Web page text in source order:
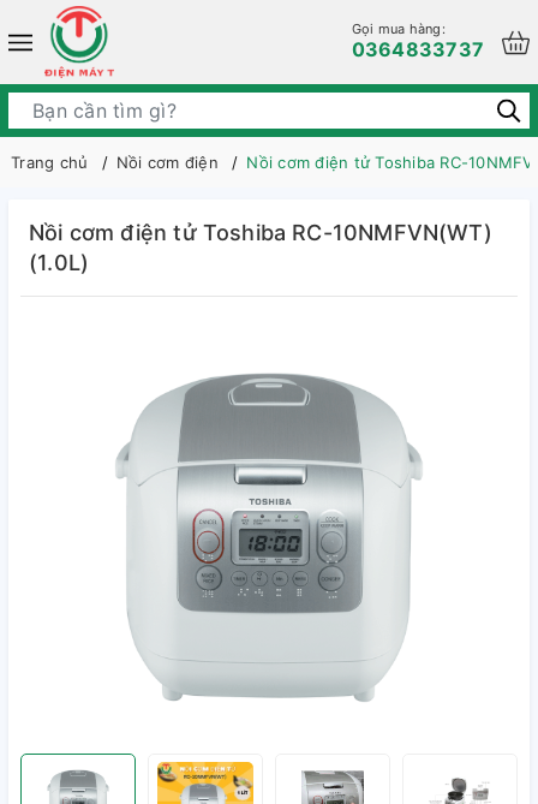
Gọi mua hàng:
0364833737
Trang chủ Nồi cơm điện Nồi cơm điện tử Toshiba RC-
Nồi cơm điện tử Toshiba RC-10NMFVN(WT)
(1.0L)